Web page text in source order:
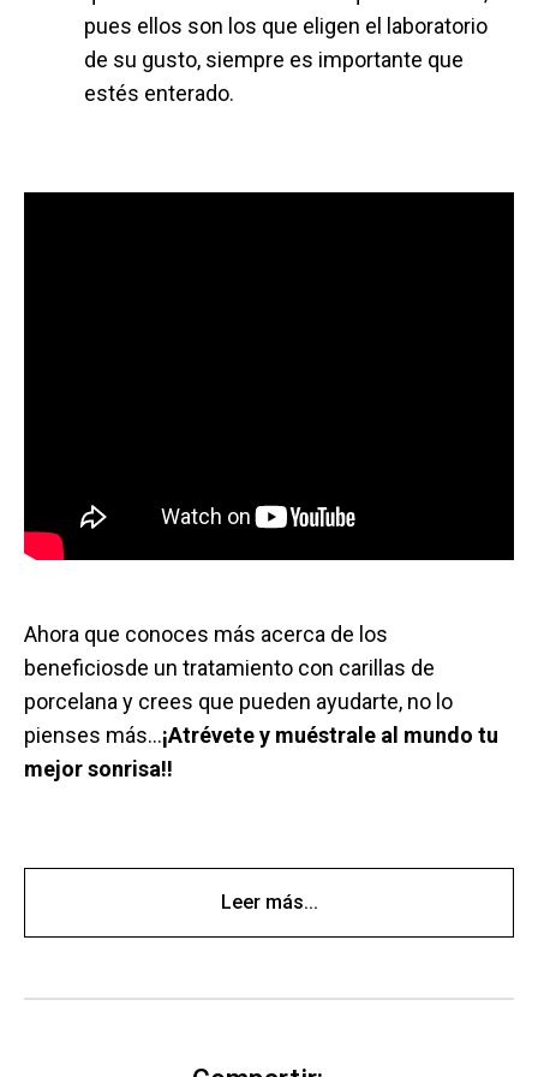
pues ellos son los que eligen el laboratorio
de su gusto, siempre es importante que
estés enterado.
Ahora que conoces más acerca de los
beneficiosde un tratamiento con carillas de
porcelana y crees que pueden ayudarte, no lo
pienses más…¡Atrévete y muéstrale al mundo tu
mejor sonrisa!!
Leer más...